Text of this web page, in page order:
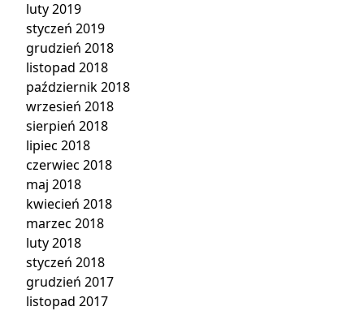
luty 2019
styczeń 2019
grudzień 2018
listopad 2018
październik 2018
wrzesień 2018
sierpień 2018
lipiec 2018
czerwiec 2018
maj 2018
kwiecień 2018
marzec 2018
luty 2018
styczeń 2018
grudzień 2017
listopad 2017